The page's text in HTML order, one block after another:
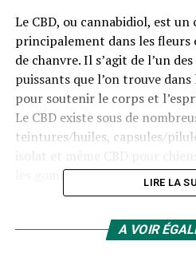
Le CBD, ou cannabidiol, est un
principalement dans les
de chanvre. Il s’agit de l’un
puissants que l’on trouve
pour soutenir le corps et
Le CBD existe sous de
teintures/huiles, capsules/
les gommes.
Pour nous, les gummies au
LIRE LA
A VOIR